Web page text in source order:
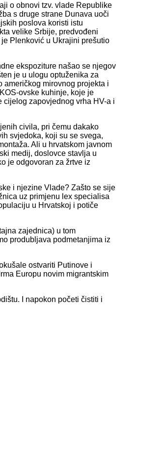
o obnovi tzv. vlade Republike
s druge strane Dunava uoči
poslova koristi istu
velike Srbije, predvođeni
Plenković u Ukrajini prešutio
ekspoziture našao se njegov
je u ulogu optuženika za
američkog mirovnog projekta i
ovske kuhinje, koje je
zapovjednog vrha HV-a i
civila, pri čemu dakako
svjedoka, koji su se svega,
Ali u hrvatskom javnom
medij, doslovce stavlja u
je odgovoran za žrtve iz
i njezine Vlade? Zašto se sije
uz primjenu lex specialisa
u Hrvatskoj i potiče
zajednica) u tom
produbljava podmetanjima iz
ostvariti Putinove i
Europu novim migrantskim
I napokon početi čistiti i